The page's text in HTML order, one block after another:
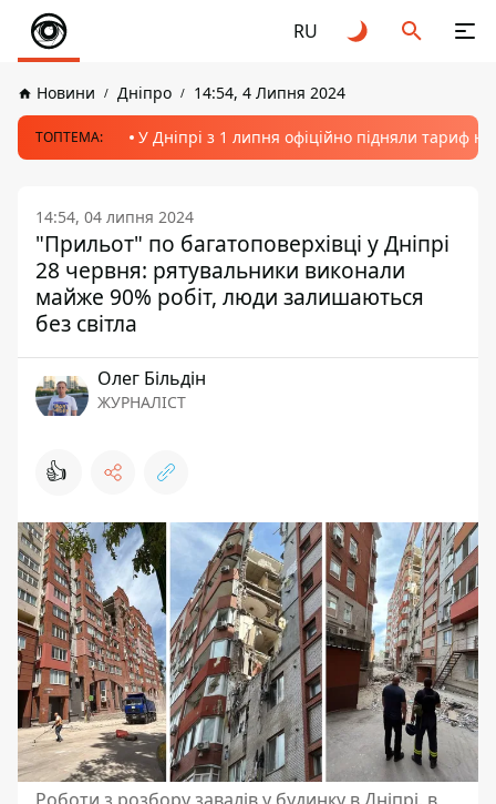
RU
Новини Дніпро 14:54, 4 Липня 2024
ТОПТЕМА: У Дніпрі з 1 липня офіційно підняли тариф
14:54, 04 липня 2024
"Прильот" по багатоповерхівці у Дніпрі
28 червня: рятувальники виконали
майже 90% робіт, люди залишаються
без світла
Олег Більдін
ЖУРНАЛІСТ
👍